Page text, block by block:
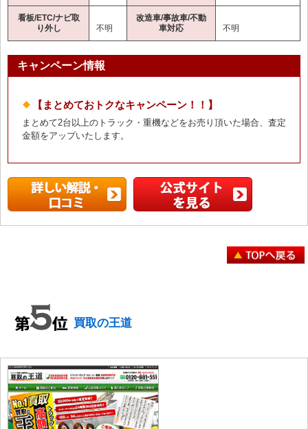
看板/ETC/ナビ取
り外し
不明
改造車/事故車/不動
車対応
不明
キャンペーン情報
【まとめておトクなキャンペーン！！】
まとめて2台以上のトラック・重機などをお売り頂いた場合、査定
金額をアップいたします。
買取の王道